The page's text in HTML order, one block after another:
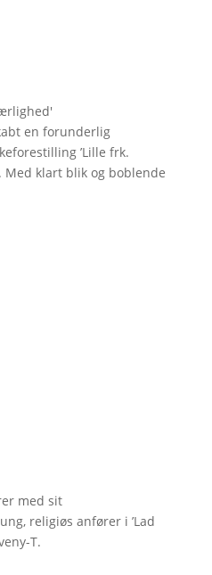
'
en forunderlig
’Lille frk.
Med klart blik og boblende
med sit
religiøs anfører i ’Lad
T.